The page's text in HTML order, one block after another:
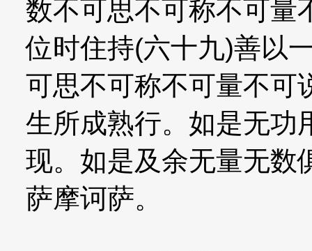
数不可思不可称不可量
位时住持(六十九)善以
可思不可称不可量不可
生所成熟行。如是无功
现。如是及余无量无数
萨摩诃萨。